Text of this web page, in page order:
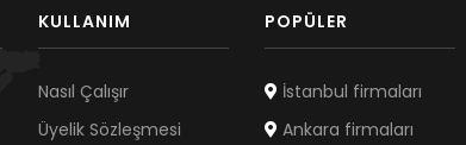
KULLANIM
Nasıl Çalışır
Üyelik Sözleşmesi
POPÜLER
İstanbul firmaları
Ankara firmaları